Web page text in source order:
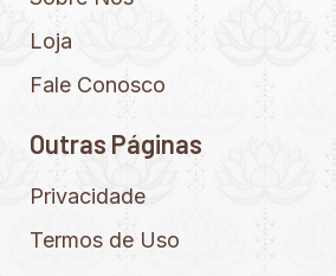
Loja
Fale Conosco
Outras Páginas
Privacidade
Termos de Uso